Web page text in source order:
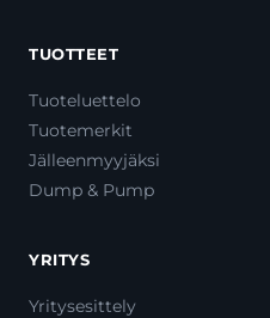
TUOTTEET
Tuoteluettelo
Tuotemerkit
Jälleenmyyjäksi
Dump & Pump
YRITYS
Yritysesittely